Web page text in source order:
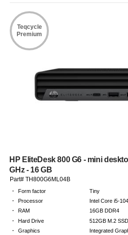
Teqcycle
Premium
HP EliteDesk 800 G6 - mini
GHz - 16 GB
Part# TH800G6ML04B
· Form factor Tiny
· Processor Intel Core i5-
· RAM 16GB DDR4
· Hard Drive 512GB M.2 SSD
· Graphics Integrated